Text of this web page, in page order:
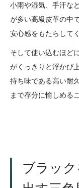
小雨や湿気、手汗な
が多い高級皮革の中
安心感をもたらして
そして使い込むほど
がくっきりと浮かび
持ち味である高い耐
まで存分に愉しめる
ブラッ